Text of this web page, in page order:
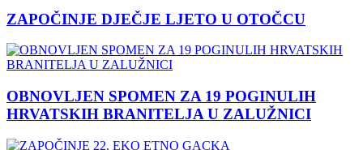
ZAPOČINJE DJEČJE LJETO U OTOČCU
OBNOVLJEN SPOMEN ZA 19 POGINULIH
HRVATSKIH BRANITELJA U ZALUŽNICI